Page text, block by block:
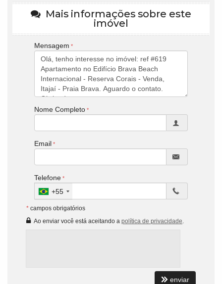
Mais informações sobre este
imóvel
Mensagem
Nome Completo
Email
Telefone
+55
* campos obrigatórios
Ao enviar você está aceitando a política de privacidade.
enviar